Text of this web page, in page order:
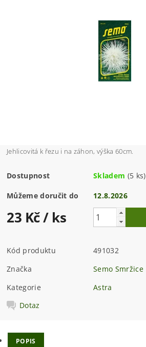
Jehlicovitá k řezu i na záhon, výška 60cm.
Dostupnost Skladem (5 ks)
Můžeme doručit do 12.8.2026
23 Kč/ ks
Kód produktu
491032
Značka
Semo Smržice
Kategorie
Astra
Dotaz
POPIS